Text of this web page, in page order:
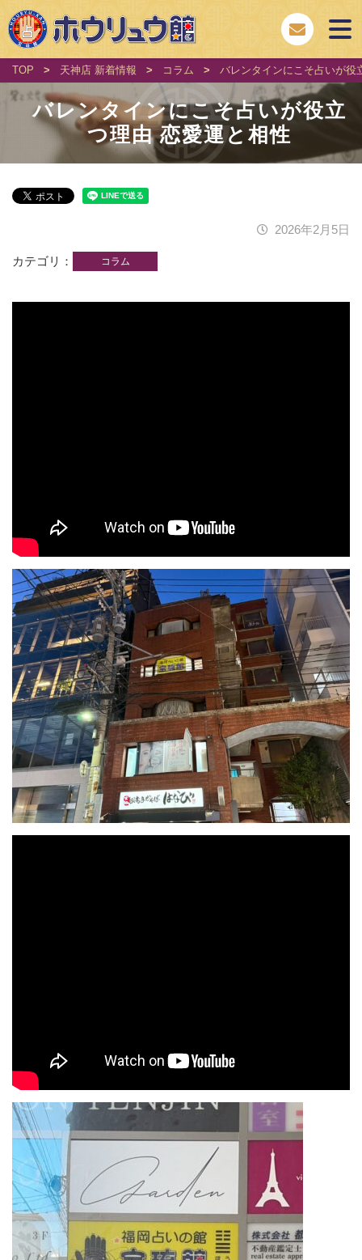
TOP > 天神店 新着情報 > コラム > バレンタインにこそ占いが役
バレンタインにこそ占いが役立
つ理由 恋愛運と相性
2026年2月5日
カテゴリ コラム